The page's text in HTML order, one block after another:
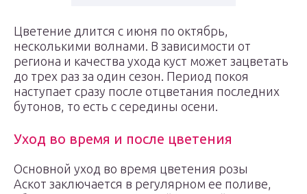
Цветение длится с июня по октябрь,
несколькими волнами. В зависимости от
региона и качества ухода куст может зацветать
до трех раз за один сезон. Период покоя
наступает сразу после отцветания последних
бутонов, то есть с середины осени.
Уход во время и после цветения
Основной уход во время цветения розы
Аскот заключается в регулярном ее поливе,